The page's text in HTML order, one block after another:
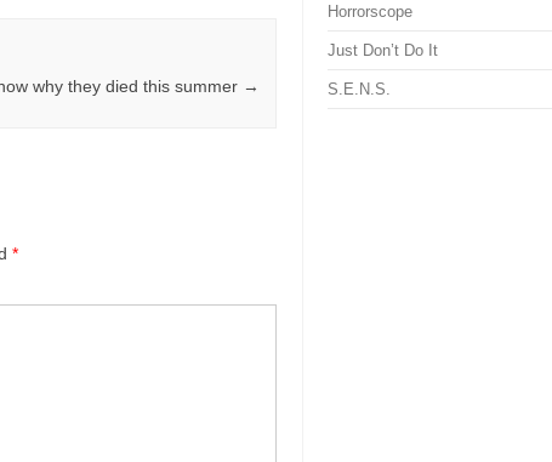
why they died this summer →
*
Horrorscope
Just Don’t Do It
S.E.N.S.